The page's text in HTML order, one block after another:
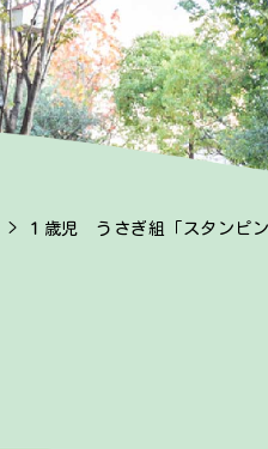
> １歳児 うさぎ組「スタンピン